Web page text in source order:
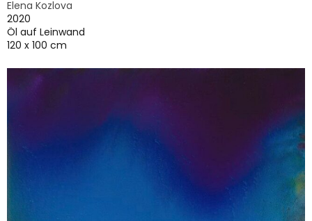
Elena Kozlova
2020
Öl auf Leinwand
120 x 100 cm